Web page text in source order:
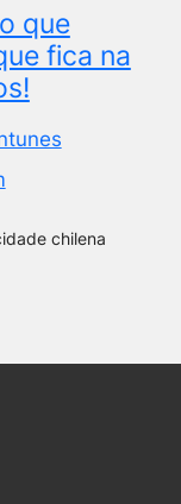
que
fica na
chilena